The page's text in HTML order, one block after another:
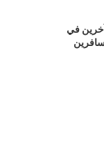
شخصين وإصابة 30 آخرين في